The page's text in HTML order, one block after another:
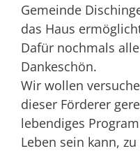
Gemeinde
das Haus
Dafür nochmals
Dankeschön.
Wir wollen
dieser Förderer
lebendiges
Leben sein kann,